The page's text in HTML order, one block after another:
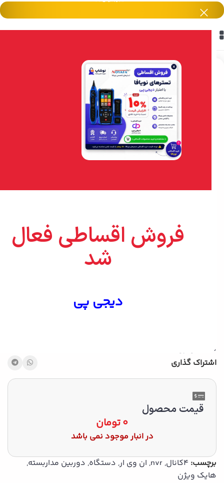
فروش اقساطی فعال
شد
دیجی پی
بزرگنمایی تصویر
دوربین های مداربسته
هایک ویژن
اشتراک گذاری
قیمت محصول
0تومان
در انبار موجود نمی باشد
برچسب: 4کانال ,
nvr
, ان وی ار, دستگاه, دوربین مداربسته,
هایک ویژن